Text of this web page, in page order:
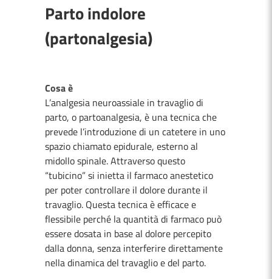
Parto indolore
(partonalgesia)
Cosa è
L’analgesia neuroassiale in travaglio di
parto, o partoanalgesia, è una tecnica che
prevede l’introduzione di un catetere in uno
spazio chiamato epidurale, esterno al
midollo spinale. Attraverso questo
“tubicino” si inietta il farmaco anestetico
per poter controllare il dolore durante il
travaglio. Questa tecnica è efficace e
flessibile perché la quantità di farmaco può
essere dosata in base al dolore percepito
dalla donna, senza interferire direttamente
nella dinamica del travaglio e del parto.